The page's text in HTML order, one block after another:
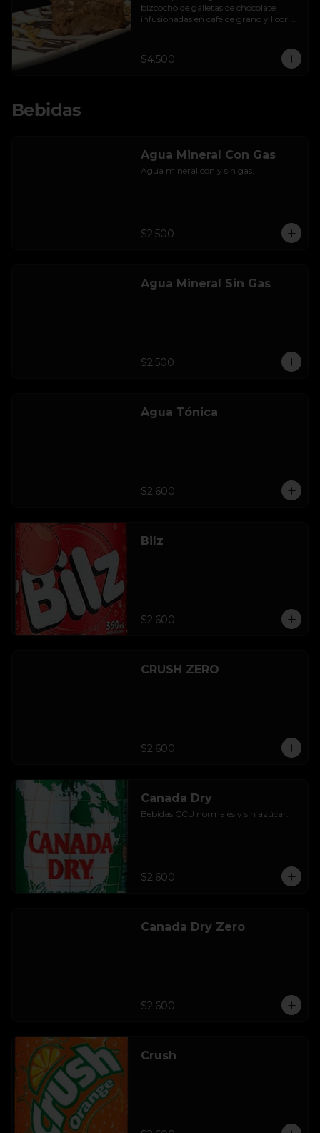
bizcocho de galletas de chocolate
infusionadas en café de grano y licor de
$4.500
Bebidas
Agua Mineral Con Gas
Agua mineral con y sin gas.
$2.500
Agua Mineral Sin Gas
$2.500
Agua Tónica
$2.600
Bilz
$2.600
CRUSH ZERO
$2.600
Canada Dry
Bebidas CCU normales y sin azúcar.
$2.600
Canada Dry Zero
$2.600
Crush